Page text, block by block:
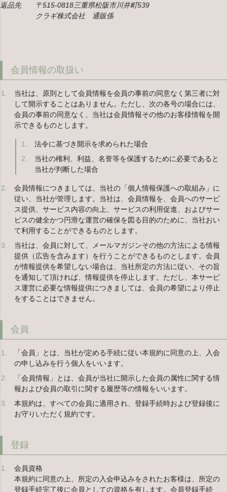
返品先 〒515-0818三重県松阪市川井町539
クラギ株式会社 通販係
会員情報の取扱い
当社は、原則として会員情報を会員の事前の同意なく第三者に対
して開示することはありません。ただし、次の各号の場合には、
会員の事前の同意なく、当社は会員情報その他のお客様情報を開
示できるものとします。
法令に基づき開示を求められた場合
当社の権利、利益、名誉等を保護するために必要であると
当社が判断した場合
会員情報につきましては、当社の「個人情報保護への取組み」に
従い、当社が管理します。当社は、会員情報を、会員へのサービ
ス提供、サービス内容の向上、サービスの利用促進、およびサー
ビスの健全かつ円滑な運営の確保を図る目的のために、当社おい
て利用することができるものとします。
当社は、会員に対して、メールマガジンその他の方法による情報
提供（広告を含みます）を行うことができるものとします。会員
が情報提供を希望しない場合は、当社所定の方法に従い、その旨
を通知して頂ければ、情報提供を停止します。ただし、本サービ
ス運営に必要な情報提供につきましては、会員の希望により停止
をすることはできません。
会員
「会員」とは、当社が定める手続に従い本規約に同意の上、入会
の申し込みを行う個人をいいます。
「会員情報」とは、会員が当社に開示した会員の属性に関する情
報および会員の取引に関する履歴等の情報をいいます。
本規約は、すべての会員に適用され、登録手続時および登録後に
お守りいただく規約です。
登録
会員資格
本規約に同意の上、所定の入会申込みをされたお客様は、所定の
登録手続完了後に会員としての資格を有します。会員登録手続